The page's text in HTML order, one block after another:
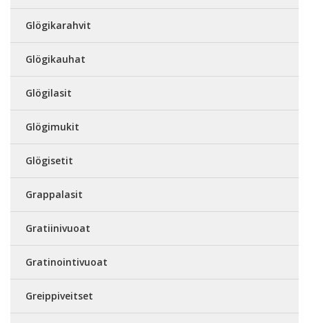
Glögikarahvit
Glögikauhat
Glögilasit
Glögimukit
Glögisetit
Grappalasit
Gratiinivuoat
Gratinointivuoat
Greippiveitset